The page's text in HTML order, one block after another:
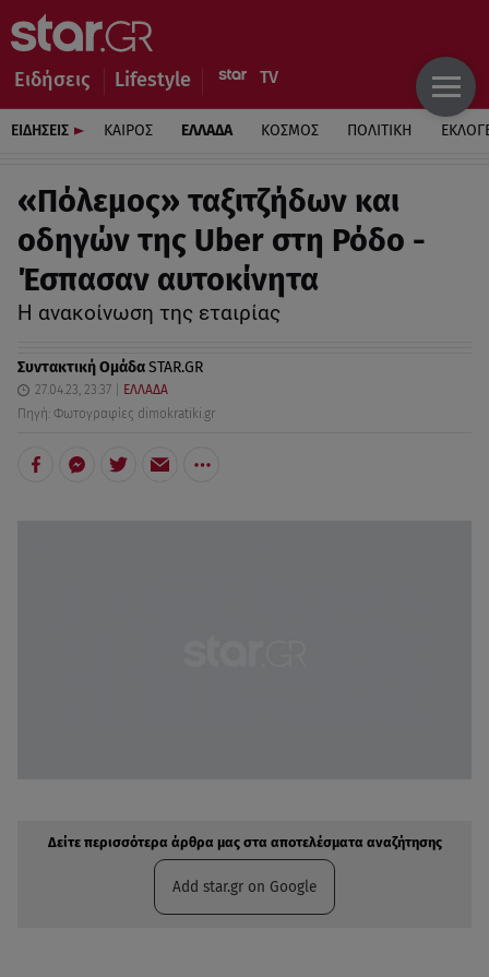
Ειδήσεις Lifestyle
ΕΙΔΗΣΕΙΣ ΚΑΙΡΟΣ ΕΛΛΑΔΑ ΚΟΣΜΟΣ ΠΟΛΙΤΙΚΗ
«Πόλεμος» ταξιτζήδων και
οδηγών της Uber στη Ρόδο -
Έσπασαν αυτοκίνητα
Η ανακοίνωση της εταιρίας
Συντακτική ΟμάδαSTAR.GR
27.04.23, 23:37
ΕΛΛΑΔΑ
Πηγή: Φωτογραφίες dimokratiki.gr
Δείτε περισσότερα άρθρα μας στα αποτελέσματα αναζήτησης
Add star.gr on Google